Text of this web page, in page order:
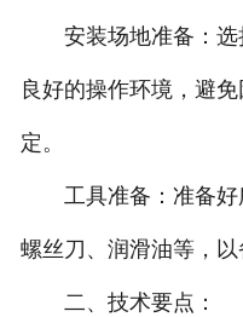
安装场地准备：选
良好的操作环境，避
定。
工具准备：准备好
螺丝刀、润滑油等，以
二、技术要点：